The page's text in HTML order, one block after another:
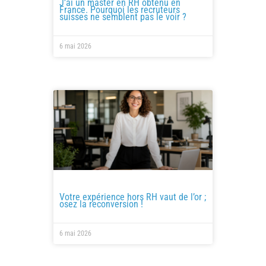
J’ai un master en RH obtenu en
France. Pourquoi les recruteurs
suisses ne semblent pas le voir ?
6 mai 2026
Votre expérience hors RH vaut de l’or ;
osez la reconversion !
6 mai 2026